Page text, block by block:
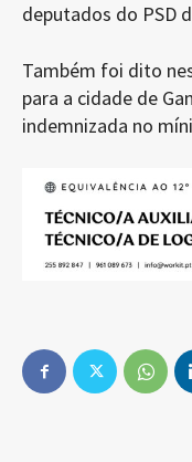
deputados do PSD
Também foi dito
para a cidade de
indemnizada no